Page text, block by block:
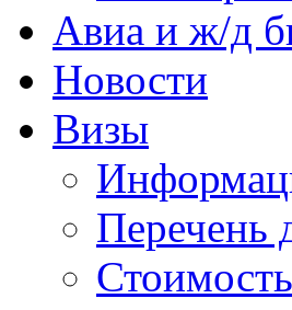
Авиа и ж/д
Новости
Визы
Перечень